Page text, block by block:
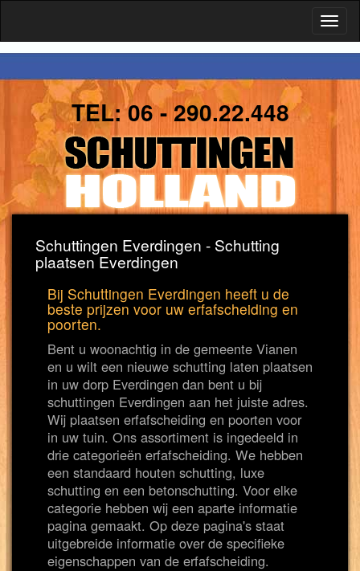
TEL:06 - 290.22.448
Schuttingen Everdingen - Schutting
plaatsen Everdingen
Bij Schuttingen Everdingen heeft u de
beste prijzen voor uw erfafscheiding en
poorten.
Bent u woonachtig in de gemeente Vianen
en u wilt een nieuwe schutting laten plaatsen
in uw dorp Everdingen dan bent u bij
schuttingen Everdingen aan het juiste adres.
Wij plaatsen erfafscheiding en poorten voor
in uw tuin. Ons assortiment is ingedeeld in
drie categorieën erfafscheiding. We hebben
een standaard houten schutting, luxe
schutting en een betonschutting. Voor elke
categorie hebben wij een aparte informatie
pagina gemaakt. Op deze pagina's staat
uitgebreide informatie over de specifieke
eigenschappen van de erfafscheiding.